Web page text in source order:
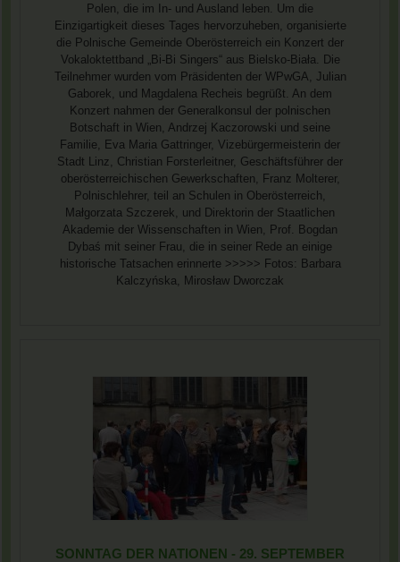
Polen, die im In- und Ausland leben. Um die
Einzigartigkeit dieses Tages hervorzuheben, organisierte
die Polnische Gemeinde Oberösterreich ein Konzert der
Vokaloktettband „Bi-Bi Singers“ aus Bielsko-Biała. Die
Teilnehmer wurden vom Präsidenten der WPwGA, Julian
Gaborek, und Magdalena Recheis begrüßt. An dem
Konzert nahmen der Generalkonsul der polnischen
Botschaft in Wien, Andrzej Kaczorowski und seine
Familie, Eva Maria Gattringer, Vizebürgermeisterin der
Stadt Linz, Christian Forsterleitner, Geschäftsführer der
oberösterreichischen Gewerkschaften, Franz Molterer,
Polnischlehrer, teil an Schulen in Oberösterreich,
Małgorzata Szczerek, und Direktorin der Staatlichen
Akademie der Wissenschaften in Wien, Prof. Bogdan
Dybaś mit seiner Frau, die in seiner Rede an einige
historische Tatsachen erinnerte >>>>> Fotos: Barbara
Kalczyńska, Mirosław Dworczak
SONNTAG DER NATIONEN - 29. SEPTEMBER